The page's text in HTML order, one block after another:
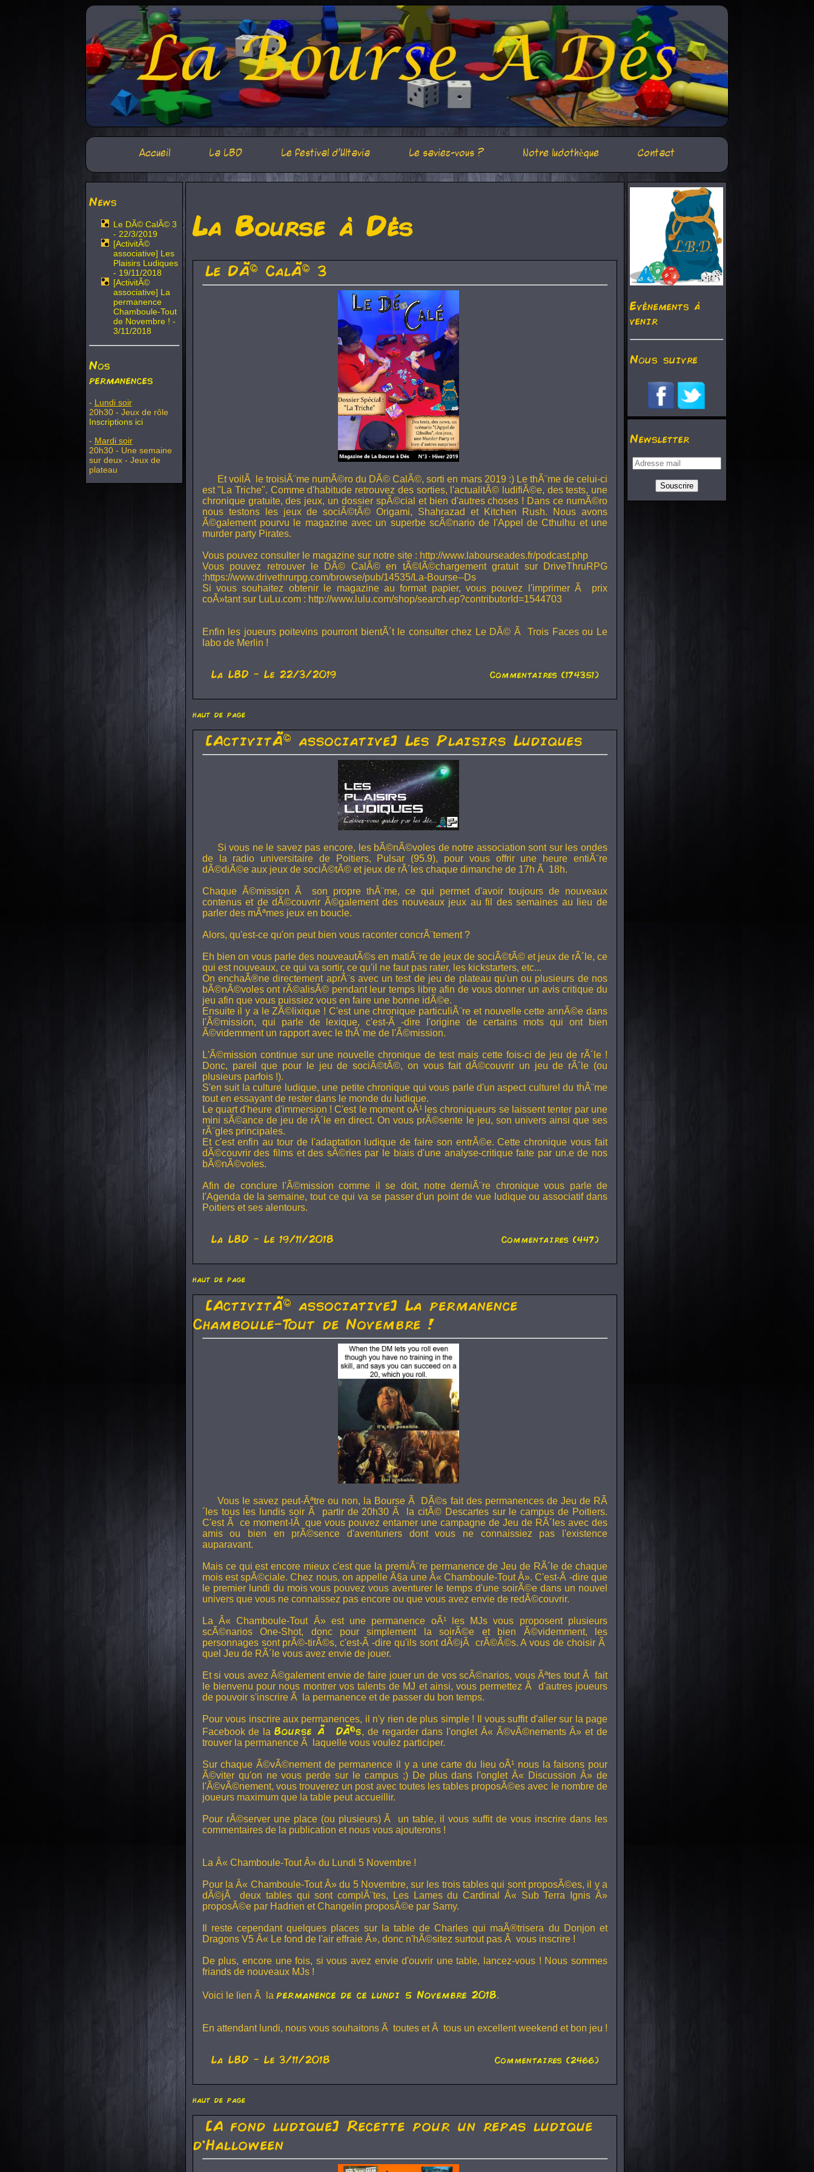
Accueil La LBD Le festival d'Ultavia Le saviez-vous ? Notre ludothèque Contact
News
Le DÃ© CalÃ© 3
- 22/3/2019
[ActivitÃ©
associative] Les
Plaisirs Ludiques
- 19/11/2018
[ActivitÃ©
associative] La
permanence
Chamboule-Tout
de Novembre ! -
3/11/2018
Nos
permanences
- Lundi soir
20h30 - Jeux de rôle
Inscriptions ici
- Mardi soir
20h30 - Une semaine
sur deux - Jeux de
plateau
La Bourse à Dés
Le DÃ© CalÃ© 3
Et voilÃ le troisiÃ¨me numÃ©ro du DÃ© CalÃ©, sorti en mars 2019 :) Le thÃ¨me de celui-ci
est "La Triche". Comme d'habitude retrouvez des sorties, l'actualitÃ© ludifiÃ©e, des tests, une
chronique gratuite, des jeux, un dossier spÃ©cial et bien d'autres choses ! Dans ce numÃ©ro
nous testons les jeux de sociÃ©tÃ© Origami, Shahrazad et Kitchen Rush. Nous avons
Ã©galement pourvu le magazine avec un superbe scÃ©nario de l'Appel de Cthulhu et une
murder party Pirates.
Vous pouvez consulter le magazine sur notre site : http://www.labourseades.fr/podcast.php
Vous pouvez retrouver le DÃ© CalÃ© en tÃ©lÃ©chargement gratuit sur DriveThruRPG
:https://www.drivethrurpg.com/browse/pub/14535/La-Bourse--Ds
Si vous souhaitez obtenir le magazine au format papier, vous pouvez l'imprimer Ã prix
coÃ»tant sur LuLu.com : http://www.lulu.com/shop/search.ep?contributorId=1544703
Enfin les joueurs poitevins pourront bientÃ´t le consulter chez Le DÃ© Ã Trois Faces ou Le
labo de Merlin !
La LBD - Le 22/3/2019 Commentaires (174351)
haut de page
[ActivitÃ© associative] Les Plaisirs Ludiques
Si vous ne le savez pas encore, les bÃ©nÃ©voles de notre association sont sur les ondes
de la radio universitaire de Poitiers, Pulsar (95.9), pour vous offrir une heure entiÃ¨re
dÃ©diÃ©e aux jeux de sociÃ©tÃ© et jeux de rÃ´les chaque dimanche de 17h Ã 18h.
Chaque Ã©mission Ã son propre thÃ¨me, ce qui permet d'avoir toujours de nouveaux
contenus et de dÃ©couvrir Ã©galement des nouveaux jeux au fil des semaines au lieu de
parler des mÃªmes jeux en boucle.
Alors, qu'est-ce qu'on peut bien vous raconter concrÃ¨tement ?
Eh bien on vous parle des nouveautÃ©s en matiÃ¨re de jeux de sociÃ©tÃ© et jeux de rÃ´le, ce
qui est nouveaux, ce qui va sortir, ce qu'il ne faut pas rater, les kickstarters, etc...
On enchaÃ®ne directement aprÃ¨s avec un test de jeu de plateau qu'un ou plusieurs de nos
bÃ©nÃ©voles ont rÃ©alisÃ© pendant leur temps libre afin de vous donner un avis critique du
jeu afin que vous puissiez vous en faire une bonne idÃ©e.
Ensuite il y a le ZÃ©lixique ! C'est une chronique particuliÃ¨re et nouvelle cette annÃ©e dans
l'Ã©mission, qui parle de lexique, c'est-Ã -dire l'origine de certains mots qui ont bien
Ã©videmment un rapport avec le thÃ¨me de l'Ã©mission.
L'Ã©mission continue sur une nouvelle chronique de test mais cette fois-ci de jeu de rÃ´le !
Donc, pareil que pour le jeu de sociÃ©tÃ©, on vous fait dÃ©couvrir un jeu de rÃ´le (ou
plusieurs parfois !).
S'en suit la culture ludique, une petite chronique qui vous parle d'un aspect culturel du thÃ¨me
tout en essayant de rester dans le monde du ludique.
Le quart d'heure d'immersion ! C'est le moment oÃ¹ les chroniqueurs se laissent tenter par une
mini sÃ©ance de jeu de rÃ´le en direct. On vous prÃ©sente le jeu, son univers ainsi que ses
rÃ¨gles principales.
Et c'est enfin au tour de l'adaptation ludique de faire son entrÃ©e. Cette chronique vous fait
dÃ©couvrir des films et des sÃ©ries par le biais d'une analyse-critique faite par un.e de nos
bÃ©nÃ©voles.
Afin de conclure l'Ã©mission comme il se doit, notre derniÃ¨re chronique vous parle de
l'Agenda de la semaine, tout ce qui va se passer d'un point de vue ludique ou associatif dans
Poitiers et ses alentours.
La LBD - Le 19/11/2018 Commentaires (447)
haut de page
[ActivitÃ© associative] La permanence
Chamboule-Tout de Novembre !
Vous le savez peut-Ãªtre ou non, la Bourse Ã DÃ©s fait des permanences de Jeu de RÃ
´les tous les lundis soir Ã partir de 20h30 Ã la citÃ© Descartes sur le campus de Poitiers.
C'est Ã ce moment-lÃ que vous pouvez entamer une campagne de Jeu de RÃ´les avec des
amis ou bien en prÃ©sence d'aventuriers dont vous ne connaissiez pas l'existence
auparavant.
Mais ce qui est encore mieux c'est que la premiÃ¨re permanence de Jeu de RÃ´le de chaque
mois est spÃ©ciale. Chez nous, on appelle Ã§a une Â« Chamboule-Tout Â». C'est-Ã -dire que
le premier lundi du mois vous pouvez vous aventurer le temps d'une soirÃ©e dans un nouvel
univers que vous ne connaissez pas encore ou que vous avez envie de redÃ©couvrir.
La Â« Chamboule-Tout Â» est une permanence oÃ¹ les MJs vous proposent plusieurs
scÃ©narios One-Shot, donc pour simplement la soirÃ©e et bien Ã©videmment, les
personnages sont prÃ©-tirÃ©s, c'est-Ã -dire qu'ils sont dÃ©jÃ crÃ©Ã©s. A vous de choisir Ã
quel Jeu de RÃ´le vous avez envie de jouer.
Et si vous avez Ã©galement envie de faire jouer un de vos scÃ©narios, vous Ãªtes tout Ã fait
le bienvenu pour nous montrer vos talents de MJ et ainsi, vous permettez Ã d'autres joueurs
de pouvoir s'inscrire Ã la permanence et de passer du bon temps.
Pour vous inscrire aux permanences, il n'y rien de plus simple ! Il vous suffit d'aller sur la page
Facebook de la Bourse Ã DÃ©s, de regarder dans l'onglet Â« Ã©vÃ©nements Â» et de
trouver la permanence Ã laquelle vous voulez participer.
Sur chaque Ã©vÃ©nement de permanence il y a une carte du lieu oÃ¹ nous la faisons pour
Ã©viter qu'on ne vous perde sur le campus ;) De plus dans l'onglet Â« Discussion Â» de
l'Ã©vÃ©nement, vous trouverez un post avec toutes les tables proposÃ©es avec le nombre de
joueurs maximum que la table peut accueillir.
Pour rÃ©server une place (ou plusieurs) Ã un table, il vous suffit de vous inscrire dans les
commentaires de la publication et nous vous ajouterons !
La Â« Chamboule-Tout Â» du Lundi 5 Novembre !
Pour la Â« Chamboule-Tout Â» du 5 Novembre, sur les trois tables qui sont proposÃ©es, il y a
dÃ©jÃ deux tables qui sont complÃ¨tes,
Les Lames du Cardinal
Â« Sub Terra Ignis Â»
proposÃ©e par Hadrien etChangelin proposÃ©e par Samy.
Il reste cependant quelques places sur la table de Charles qui maÃ®trisera du Donjon et
Dragons V5Â« Le fond de l'air effraie Â», donc n'hÃ©sitez surtout pas Ã vous inscrire !
De plus, encore une fois, si vous avez envie d'ouvrir une table, lancez-vous ! Nous sommes
friands de nouveaux MJs !
Voici le lien Ã la permanence de ce lundi 5 Novembre 2018.
En attendant lundi, nous vous souhaitons Ã toutes et Ã tous un excellent weekend et bon jeu !
La LBD - Le 3/11/2018 Commentaires (2466)
haut de page
[A fond ludique] Recette pour un repas ludique
d'Halloween
Evénements à
venir
Nous suivre
Newsletter